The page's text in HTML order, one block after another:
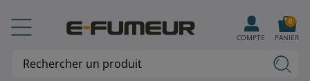
COMPTE PANIER
0